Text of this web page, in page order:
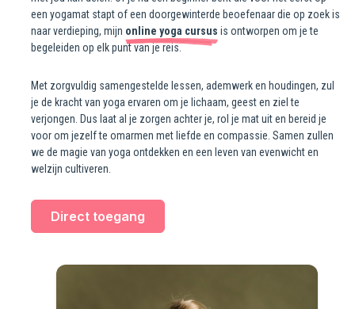
een yogamat stapt of een doorgewinterde beoefenaar die op zoek is
naar verdieping, mijn online yoga cursus is ontworpen om je te
begeleiden op elk punt van je reis.
Met zorgvuldig samengestelde lessen, ademwerk en houdingen, zul
je de kracht van yoga ervaren om je lichaam, geest en ziel te
verjongen. Dus laat al je zorgen achter je, rol je mat uit en bereid je
voor om jezelf te omarmen met liefde en compassie. Samen zullen
we de magie van yoga ontdekken en een leven van evenwicht en
welzijn cultiveren.
Direct toegang